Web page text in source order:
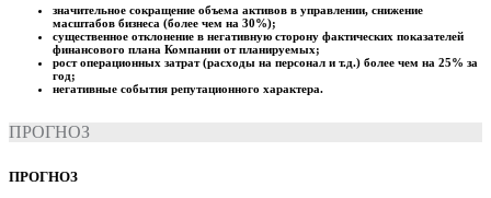
значительное сокращение объема активов в управлении, снижение
масштабов бизнеса (более чем на 30%);
существенное отклонение в негативную сторону фактических показателей
финансового плана Компании от планируемых;
рост операционных затрат (расходы на персонал и т.д.) более чем на 25% за
год;
негативные события репутационного характера.
ПРОГНОЗ
ПРОГНОЗ